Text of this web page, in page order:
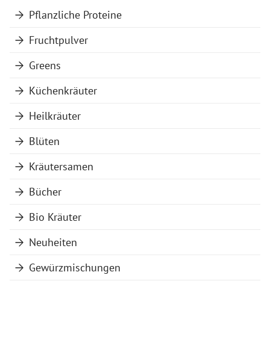
Pflanzliche Proteine
Fruchtpulver
Greens
Küchenkräuter
Heilkräuter
Blüten
Kräutersamen
Bücher
Bio Kräuter
Neuheiten
Gewürzmischungen